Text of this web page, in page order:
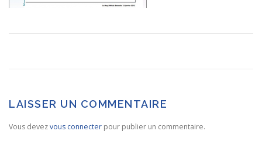
LAISSER UN COMMENTAIRE
Vous devezvous connecter pour publier un commentaire.